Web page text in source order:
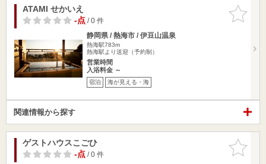
お気に入
りに追加
ATAMI せかいえ
-点/ 0 件
静岡県 / 熱海市 / 伊豆山温泉
熱海駅783m
熱海駅より送迎（予約制）
営業時間
入浴料金 ～
宿泊 海が見える・海
関連情報から探す
お気に入
りに追加
ゲストハウスこごひ
-点/ 0 件